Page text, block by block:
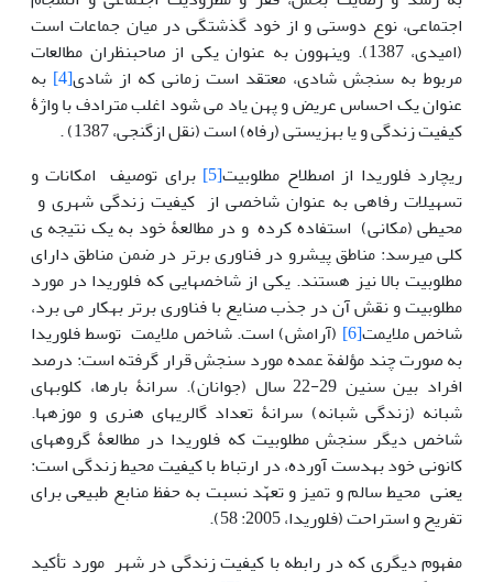
اجتماعی، نوع دوستی و از خود گذشتگی در میان جماعات است
(امیدی، 1387). وینهوون به عنوان یکی از صاحبنظران مطالعات
مربوط به سنجش شادی، معتقد است زمانی که از شادی[4]
به
عنوان یک احساس عریض و پهن یاد می شود اغلب مترادف با واژۀ
کیفیت زندگی و یا بهزیستی (رفاه) است (نقل ازگنجی، 1387) .
ریچارد فلوریدا از اصطلاح مطلوبیت[5]
برای توصیف امکانات و
تسهیلات رفاهی به عنوان شاخصی از کیفیت زندگی شهری و
محیطی (مکانی) استفاده کرده و در مطالعۀ خود به یک نتیجه ی
کلی می‎رسد: مناطق پیشرو در فناوری برتر در ضمن مناطق دارای
مطلوبیت بالا نیز هستند. یکی از شاخص‏هایی که فلوریدا در مورد
مطلوبیت و نقش آن در جذب صنایع با فناوری برتر به‎کار می برد،
شاخص ملایمت[6]
(آرامش) است. شاخص ملایمت توسط فلوریدا
به صورت چند مؤلفة عمده مورد سنجش قرار گرفته است: درصد
افراد بین سنین 29-22 سال (جوانان). سرانۀ بارها، کلوب‏های
شبانه (زندگی شبانه) سرانۀ تعداد گالری‏های هنری و موزه‏ها‏.
شاخص دیگر سنجش مطلوبیت که فلوریدا در مطالعۀ گروه‏ها‏ی
کانونی خود به‎دست آورده، در ارتباط با کیفیت محیط زندگی است:
یعنی محیط سالم و تمیز و تعهّد نسبت به حفظ منابع طبیعی برای
تفریح و استراحت (فلوریدا، 2005: 58).
مفهوم دیگری که در رابطه با کیفیت زندگی در شهر مورد تأکید